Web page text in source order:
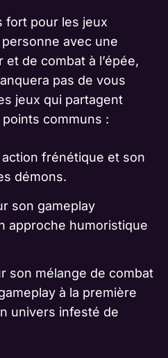
fort pour les jeux
personne avec une
et de combat à l’épée,
pas de vous
jeux qui partagent
communs :
frénétique et son
démons.
son gameplay
approche humoristique
son mélange de combat
à la première
univers infesté de